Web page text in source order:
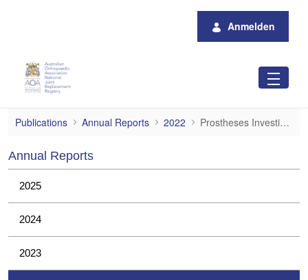
Anmelden
Prostheses Investigations
Publications Annual Reports 2022 Prostheses Investigations
Annual Reports
2025
2024
2023